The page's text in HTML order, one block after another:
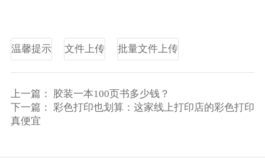
温馨提示 文件上传 批量文件上传
上一篇： 胶装一本100页书多少钱？
下一篇： 彩色打印也划算：这家线上打印店的彩色打印
真便宜